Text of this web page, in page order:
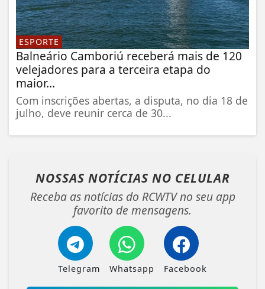
ESPORTE
Balneário Camboriú receberá mais de 120
velejadores para a terceira etapa do
maior...
Com inscrições abertas, a disputa, no dia 18 de
julho, deve reunir cerca de 30...
NOSSAS NOTÍCIAS NO CELULAR
Receba as notícias do RCWTV no seu app
favorito de mensagens.
Telegram Whatsapp Facebook